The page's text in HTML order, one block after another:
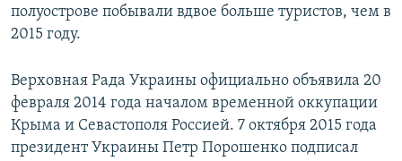
полуострове побывали вдвое больше туристов, чем в
2015 году.
Верховная Рада Украины официально объявила 20
февраля 2014 года началом временной оккупации
Крыма и Севастополя Россией. 7 октября 2015 года
президент Украины Петр Порошенко подписал